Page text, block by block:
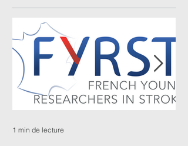
1 min de lecture